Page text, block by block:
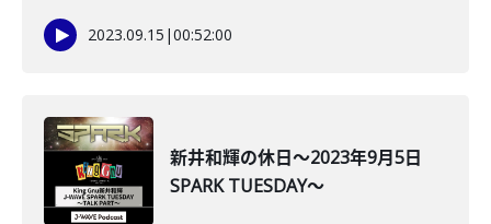
2023.09.15 |00:52:00
新井和輝の休日～2023年9月5日
SPARK TUESDAY～